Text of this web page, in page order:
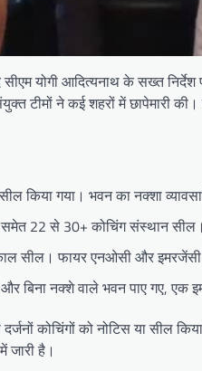
योगी आदित्यनाथ के सख्त निर्देश
टीमों ने कई शहरों में छापेमारी
किया गया। भवन का नक्शा
समेत 22 से 30+ कोचिंग संस्थान
सील। फायर एनओसी और इमरजेंसी
बिना नक्शे वाले भवन पाए गए, एक
दर्जनों कोचिंगों को नोटिस या
जारी है।